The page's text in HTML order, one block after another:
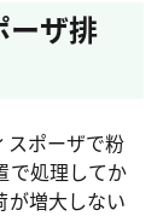
ーザ排
スポーザで粉
で処理してか
が増大しない